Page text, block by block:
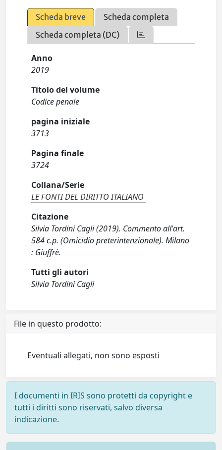
Scheda breve
Scheda completa
Scheda completa (DC)
Anno
2019
Titolo del volume
Codice penale
pagina iniziale
3713
Pagina finale
3724
Collana/Serie
LE FONTI DEL DIRITTO ITALIANO
Citazione
Silvia Tordini Cagli (2019). Commento all'art.
584 c.p. (Omicidio preterintenzionale). Milano
: Giuffrè.
Tutti gli autori
Silvia Tordini Cagli
File in questo prodotto:
Eventuali allegati, non sono esposti
I documenti in IRIS sono protetti da copyright e
tutti i diritti sono riservati, salvo diversa
indicazione.